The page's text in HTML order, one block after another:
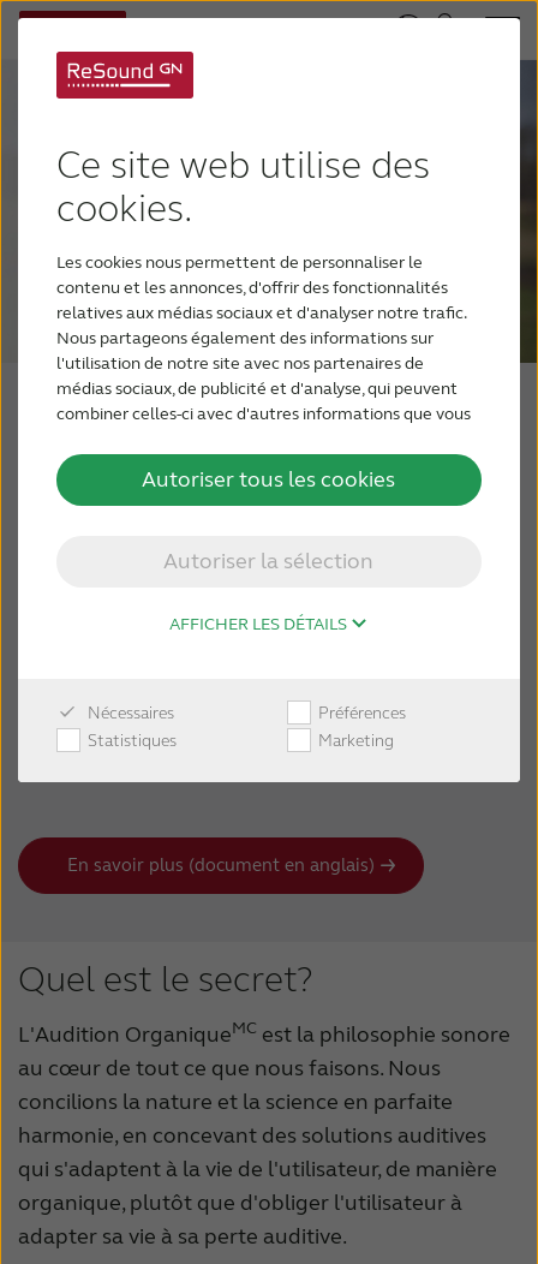
Ce site web utilise des
cookies.
Les cookies nous permettent de personnaliser le
contenu et les annonces, d'offrir des fonctionnalités
relatives aux médias sociaux et d'analyser notre trafic.
Nous partageons également des informations sur
l'utilisation de notre site avec nos partenaires de
médias sociaux, de publicité et d'analyse, qui peuvent
combiner celles-ci avec d'autres informations que vous
utilisation de leurs services.
Autoriser la sélection
Autoriser tous les cookies
AFFICHER LES DÉTAILS
Nécessaires
Préférences
Statistiques
Marketing
La seule Audition Organique
se connecter naturellement avec leur monde.
En savoir plus (document en anglais)
Quel est le secret?
L'Audition OrganiqueMC est la philosophie sonore
au cœur de tout ce que nous faisons. Nous
concilions la nature et la science en parfaite
harmonie, en concevant des solutions auditives
qui s'adaptent à la vie de l'utilisateur, de manière
organique, plutôt que d'obliger l'utilisateur à
adapter sa vie à sa perte auditive.